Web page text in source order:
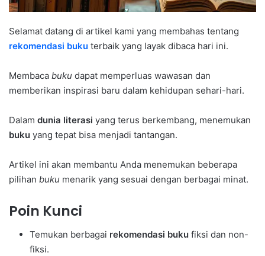
Selamat datang di artikel kami yang membahas tentang
rekomendasi buku terbaik yang layak dibaca hari ini.
Membaca buku dapat memperluas wawasan dan
memberikan inspirasi baru dalam kehidupan sehari-hari.
Dalam dunia literasi yang terus berkembang, menemukan
buku yang tepat bisa menjadi tantangan.
Artikel ini akan membantu Anda menemukan beberapa
pilihan buku menarik yang sesuai dengan berbagai minat.
Poin Kunci
Temukan berbagai rekomendasi buku fiksi dan non-
fiksi.